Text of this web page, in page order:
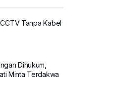
Tanpa Kabel
Dihukum,
Minta Terdakwa